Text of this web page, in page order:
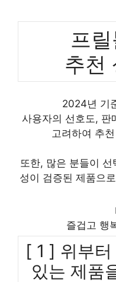
프
추천
2024년 기
사용자의 선호도, 판
고려하여 추
또한, 많은 분들이
성이 검증된 제품으
즐겁고 행
[ 1 ] 위부
있는 제품